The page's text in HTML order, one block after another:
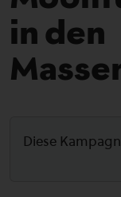
in den
Diese